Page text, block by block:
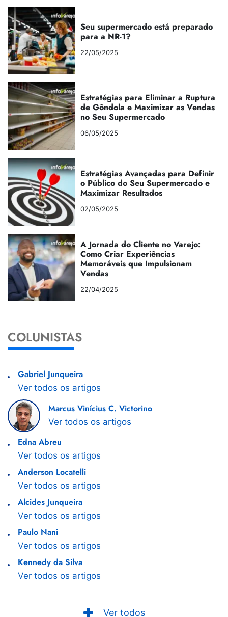
Seu supermercado está preparado
para a NR-1?
22/05/2025
Estratégias para Eliminar a Ruptura
de Gôndola e Maximizar as Vendas
no Seu Supermercado
06/05/2025
Estratégias Avançadas para Definir
o Público do Seu Supermercado e
Maximizar Resultados
02/05/2025
A Jornada do Cliente no Varejo:
Como Criar Experiências
Memoráveis que Impulsionam
Vendas
22/04/2025
COLUNISTAS
Gabriel Junqueira
Ver todos os artigos
Marcus Vinícius C. Victorino
Ver todos os artigos
Edna Abreu
Ver todos os artigos
Anderson Locatelli
Ver todos os artigos
Alcides Junqueira
Ver todos os artigos
Paulo Nani
Ver todos os artigos
Kennedy da Silva
Ver todos os artigos
Ver todos